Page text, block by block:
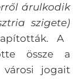
árulkodik
szigete)
A
össze a
városi jogait